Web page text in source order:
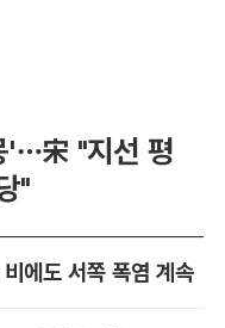
'…宋 "지선 평
"
에도 서쪽 폭염 계속